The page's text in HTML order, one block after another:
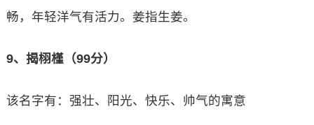
畅，年轻洋气有活力。姜指生姜。
9、揭栩槿（99分）
该名字有：强壮、阳光、快乐、帅气的寓意